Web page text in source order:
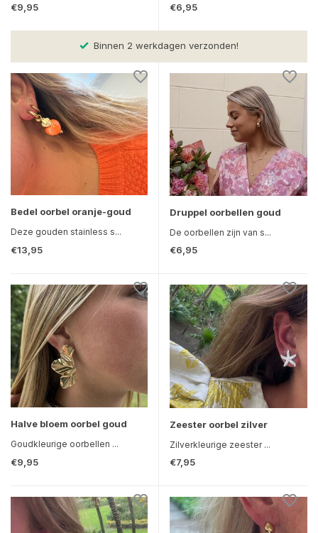
€9,95 €6,95
Binnen 2 werkdagen verzonden!
Bedel oorbel oranje-goud
Deze gouden stainless s...
€13,95
Druppel oorbellen goud
De oorbellen zijn van s...
€6,95
Halve bloem oorbel goud
Goudkleurige oorbellen ...
€9,95
Zeester oorbel zilver
Zilverkleurige zeester ...
€7,95